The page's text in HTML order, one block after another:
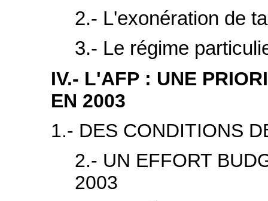
2.- L'exonération de
3.- Le régime
IV.- L'AFP : UNE
EN 2003
1.- DES CONDITIONS
2.- UN EFFORT
2003